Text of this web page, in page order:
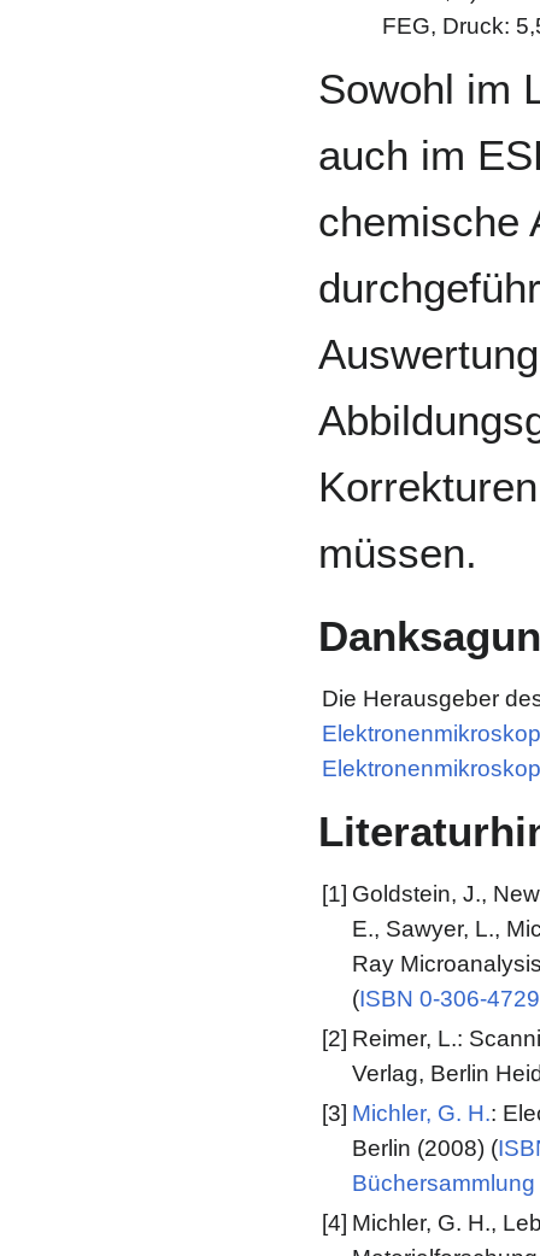
FEG, Druck:
Sowohl im
auch im
chemische
müssen.
Die Herausgeber
[1] Goldstein, J.,
E., Sawyer, L.,
Ray
(ISBN 0-306-
[2] Reimer, L.:
Verlag, Berlin
[3] Michler, G. H.:
Berlin (2008) (
Büchersammlung
[4] Michler, G. H.,